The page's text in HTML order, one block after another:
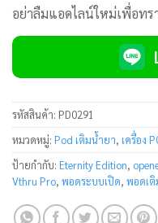
อย่าลืมแอดไลน์ใหม่เพื่อทร
รหัสสินค้า: PD0291
หมวดหมู่: Pod เติมน้ำยา, เครื่อง
ป้ายกำกับ: Eternity Edition,
Vthru Pro, พอดระบบเปิด, พอดเ